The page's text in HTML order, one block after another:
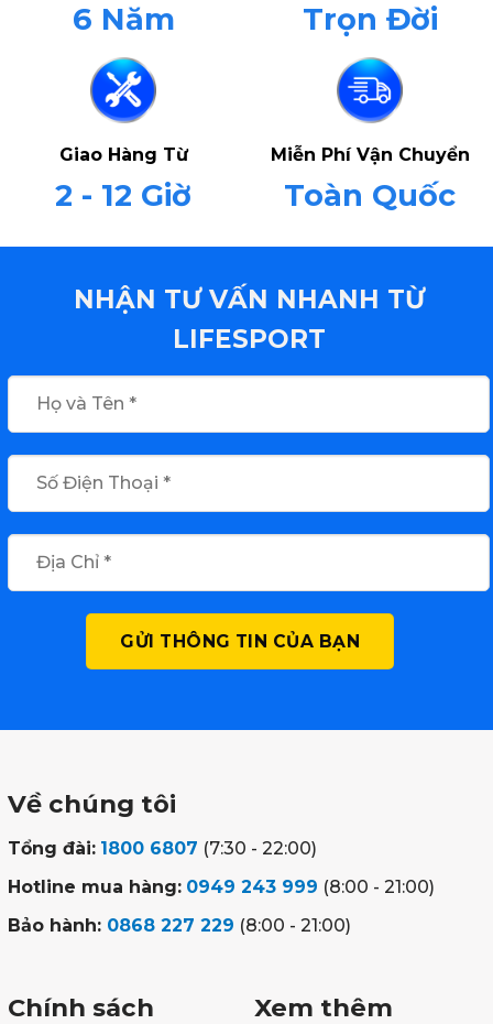
6 Năm Trọn Đời
Giao Hàng Từ
2 - 12 Giờ
Miễn Phí Vận Chuyển
Toàn Quốc
NHẬN TƯ VẤN NHANH TỪ
LIFESPORT
Về chúng tôi
Tổng đài: 1800 6807 (7:30 - 22:00)
Hotline mua hàng: 0949 243 999 (8:00 - 21:00)
Bảo hành: 0868 227 229 (8:00 - 21:00)
Chính sách Xem thêm